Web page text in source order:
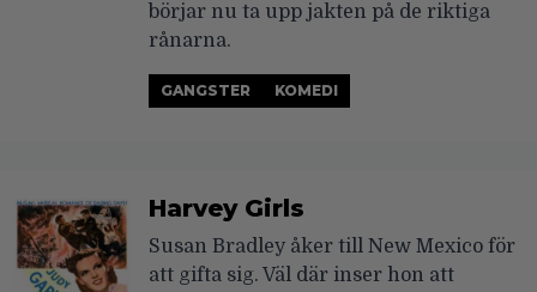
börjar nu ta upp jakten på de riktiga
rånarna.
GANGSTER KOMEDI
Harvey Girls
Susan Bradley åker till New Mexico för
att gifta sig. Väl där inser hon att